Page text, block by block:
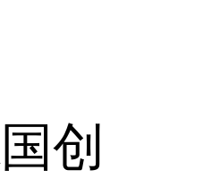
创